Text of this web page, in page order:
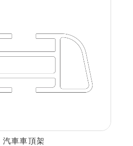
汽車車頂架